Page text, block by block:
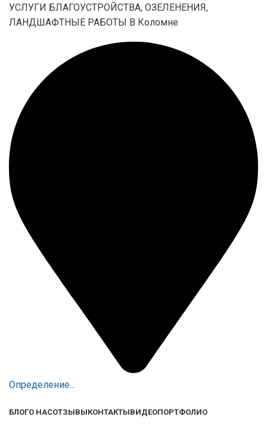
УСЛУГИ БЛАГОУСТРОЙСТВА, ОЗЕЛЕНЕНИЯ,
ЛАНДШАФТНЫЕ РАБОТЫ В Коломне
Определение...
БЛОГО НАСОТЗЫВЫКОНТАКТЫВИДЕОПОРТФОЛИО